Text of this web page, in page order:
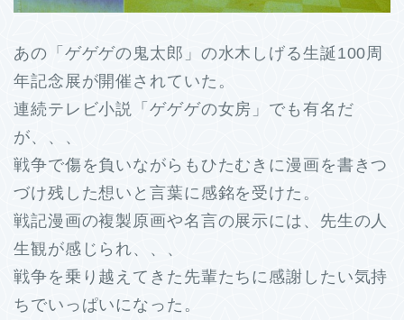
あの「ゲゲゲの鬼太郎」の水木しげる生誕100周
年記念展が開催されていた。
連続テレビ小説「ゲゲゲの女房」でも有名だ
が、、、
戦争で傷を負いながらもひたむきに漫画を書きつ
づけ残した想いと言葉に感銘を受けた。
戦記漫画の複製原画や名言の展示には、先生の人
生観が感じられ、、、
戦争を乗り越えてきた先輩たちに感謝したい気持
ちでいっぱいになった。